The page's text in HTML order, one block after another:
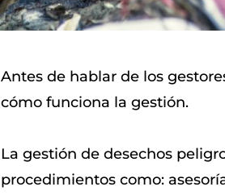
Antes de hablar de los
cómo funciona la gestión.
La gestión de desechos
procedimientos como: